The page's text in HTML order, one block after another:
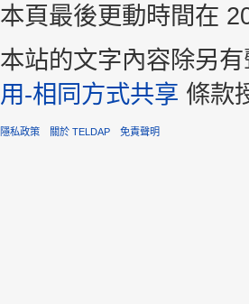
本頁最後更動時間在
本站的文字內容除另
用-相同方式共享 條款
隱私政策 關於 TELDAP 免責聲明